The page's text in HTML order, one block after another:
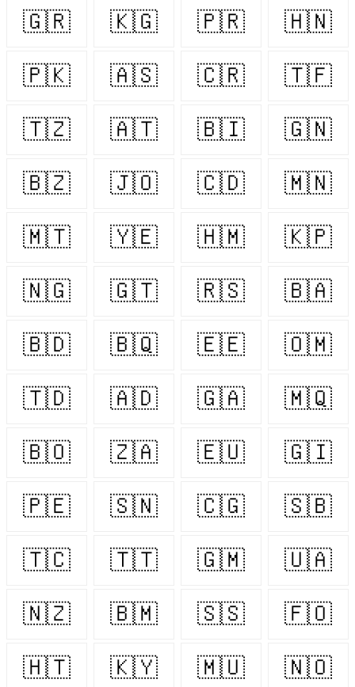
🇬🇷 🇰🇬 🇵🇷 🇭🇳
🇵🇰 🇦🇸 🇨🇷 🇹🇫
🇹🇿 🇦🇹 🇧🇮 🇬🇳
🇧🇿 🇯🇴 🇨🇩 🇲🇳
🇲🇹 🇾🇪 🇭🇲 🇰🇵
🇳🇬 🇬🇹 🇷🇸 🇧🇦
🇧🇩 🇧🇶 🇪🇪 🇴🇲
🇹🇩 🇦🇩 🇬🇦 🇲🇶
🇧🇴 🇿🇦 🇪🇺 🇬🇮
🇵🇪 🇸🇳 🇨🇬 🇸🇧
🇹🇨 🇹🇹 🇬🇲 🇺🇦
🇳🇿 🇧🇲 🇸🇸 🇫🇴
🇭🇹 🇰🇾 🇲🇺 🇳🇴